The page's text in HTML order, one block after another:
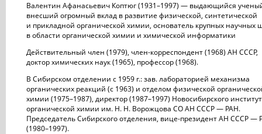
Валентин Афанасьевич Коптюг (1931–1997) — выдающийся
внесший огромный вклад в развитие физической, синтетической
и прикладной органической химии, основатель крупных научных
в области органической химии и химической информатики
Действительный член (1979), член-корреспондент (1968) АН СССР,
доктор химических наук (1965), профессор (1968).
В Сибирском отделении с 1959 г.: зав. лабораторией механизма
органических реакций (с 1963) и отделом физической
химии (1975–1987), директор (1987–1997) Новосибирского
органической химии им. Н. Н. Ворожцова СО АН СССР — РАН.
Председатель Сибирского отделения, вице-президент АН СССР —
(1980–1997).